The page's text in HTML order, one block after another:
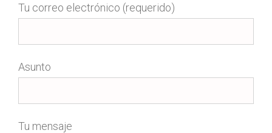
Tu correo electrónico (requerido)
Asunto
Tu mensaje